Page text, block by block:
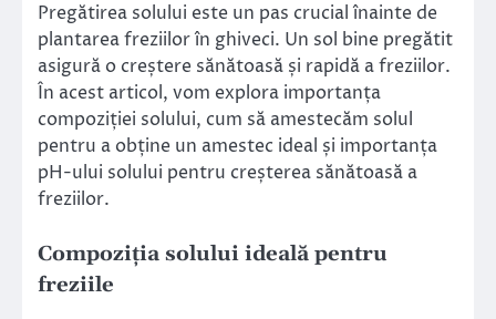
Pregătirea solului este un pas crucial înainte de
plantarea freziilor în ghiveci. Un sol bine pregătit
asigură o creștere sănătoasă și rapidă a freziilor.
În acest articol, vom explora importanța
compoziției solului, cum să amestecăm solul
pentru a obține un amestec ideal și importanța
pH-ului solului pentru creșterea sănătoasă a
freziilor.
Compoziția solului ideală pentru
freziile